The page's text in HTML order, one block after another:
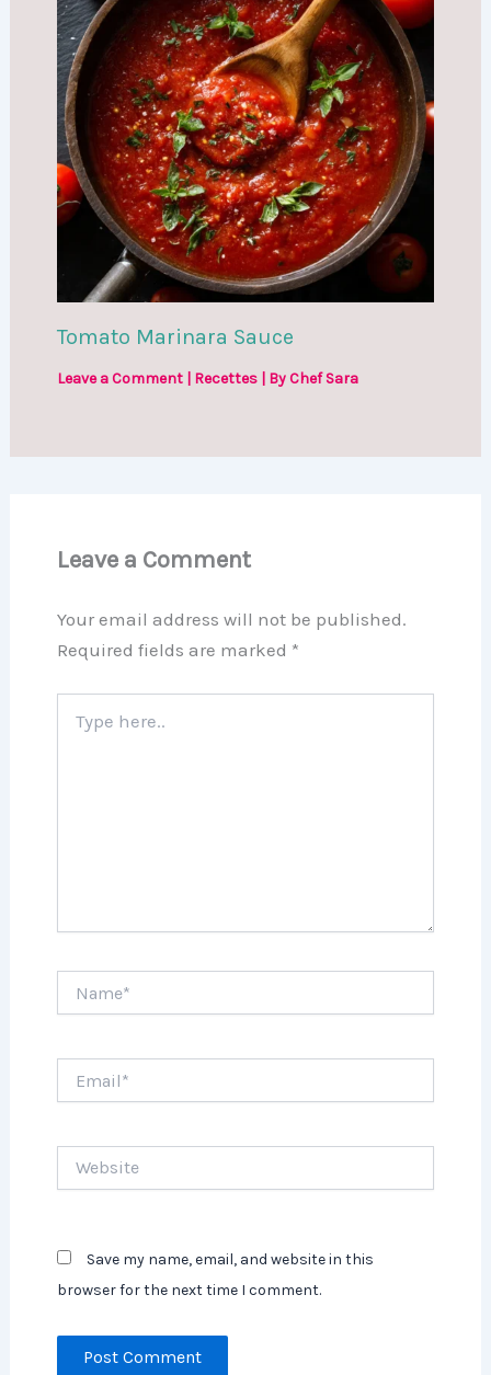
Tomato Marinara Sauce
Leave a Comment Recettes| ByChef Sara
Leave a Comment
Your email address will not be published.
Required fields are marked *
here..
Save my name, email, and website in this
browser for the next time I comment.